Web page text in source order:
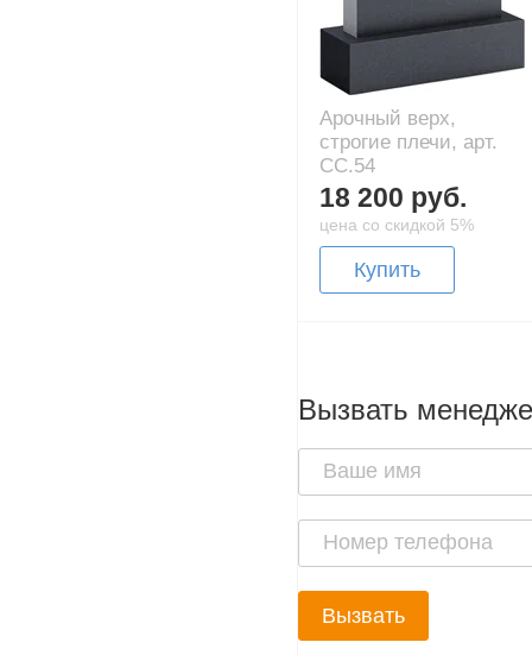
Арочный верх,
строгие плечи, арт.
CC.54
18 200 руб.
цена со скидкой 5%
Купить
Вызвать
Вызвать